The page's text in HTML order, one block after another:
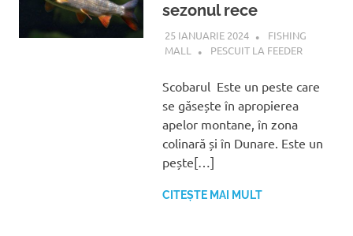
sezonul rece
25 IANUARIE 2024
FISHING
MALL
PESCUIT LA FEEDER
Scobarul Este un peste care
se găsește în apropierea
apelor montane, în zona
colinară și în Dunare. Este un
pește[…]
CITEȘTE MAI MULT